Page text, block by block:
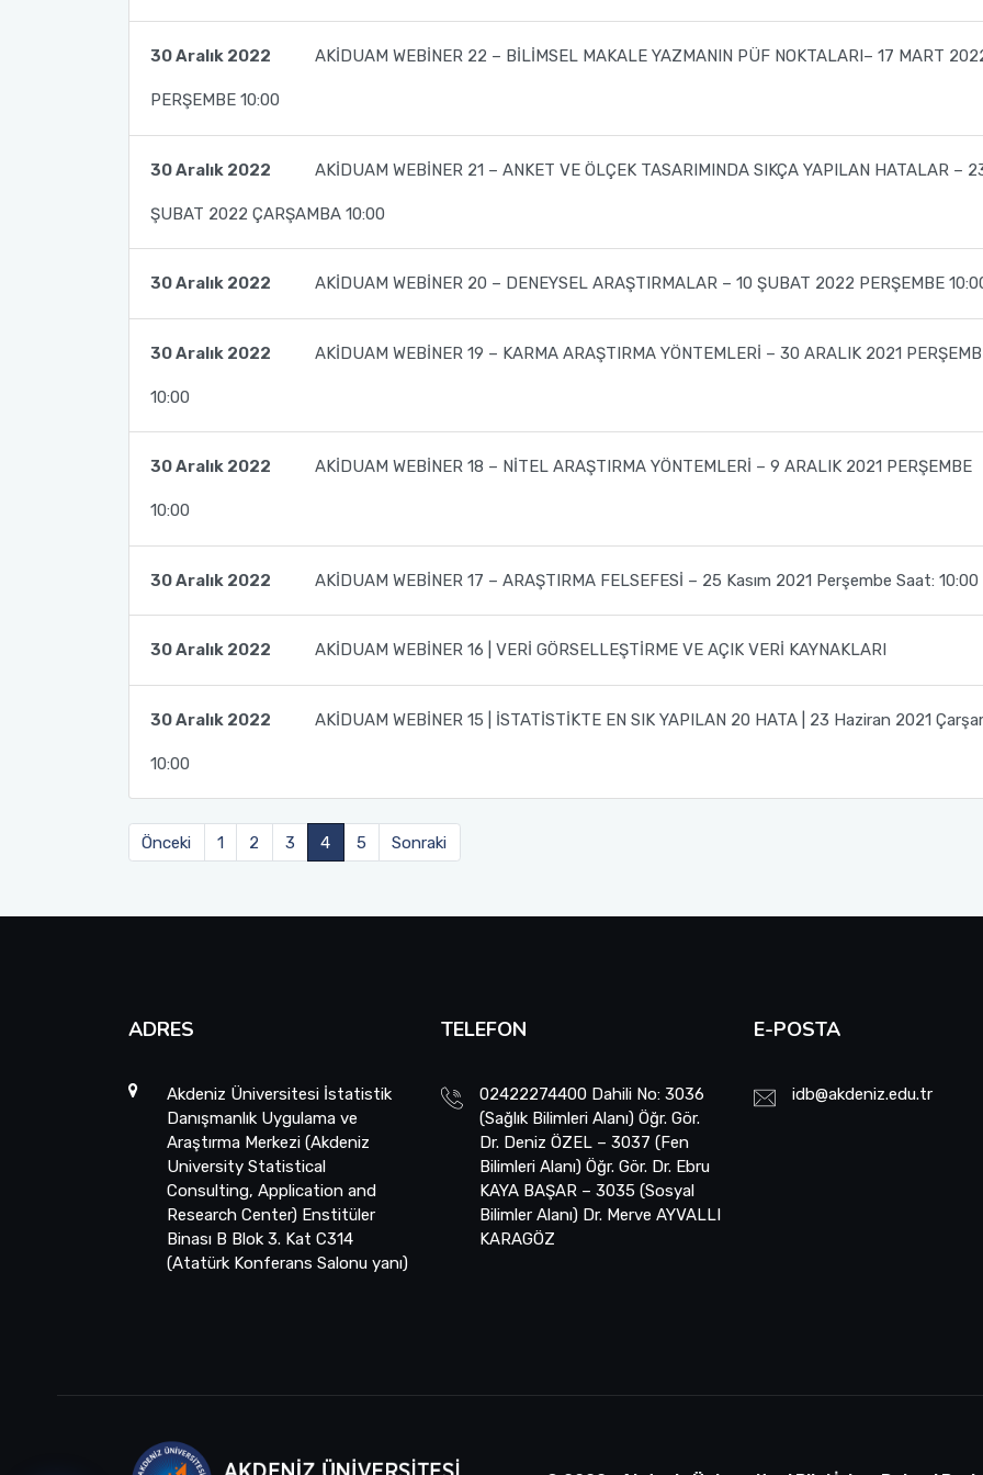
30 Aralık 2022 AKİDUAM WEBİNER 22 – BİLİMSEL MAKALE YAZMANIN PÜF NOKTALARI– 17 MART
PERŞEMBE 10:00
30 Aralık 2022 AKİDUAM WEBİNER 21 – ANKET VE ÖLÇEK TASARIMINDA SIKÇA YAPILAN HATALAR –
ŞUBAT 2022 ÇARŞAMBA 10:00
30 Aralık 2022 AKİDUAM WEBİNER 20 – DENEYSEL ARAŞTIRMALAR – 10 ŞUBAT 2022 PERŞEMBE
30 Aralık 2022 AKİDUAM WEBİNER 19 – KARMA ARAŞTIRMA YÖNTEMLERİ – 30 ARALIK 2021
10:00
30 Aralık 2022 AKİDUAM WEBİNER 18 – NİTEL ARAŞTIRMA YÖNTEMLERİ – 9 ARALIK 2021 PERŞEMBE
10:00
30 Aralık 2022 AKİDUAM WEBİNER 17 – ARAŞTIRMA FELSEFESİ – 25 Kasım 2021 Perşembe Saat: 10:00
30 Aralık 2022 AKİDUAM WEBİNER 16 | VERİ GÖRSELLEŞTİRME VE AÇIK VERİ KAYNAKLARI
30 Aralık 2022 AKİDUAM WEBİNER 15 | İSTATİSTİKTE EN SIK YAPILAN 20 HATA | 23 Haziran 2021
10:00
Önceki 1 2 3 4 5 Sonraki
ADRES
Akdeniz Üniversitesi İstatistik
Danışmanlık Uygulama ve
Araştırma Merkezi (Akdeniz
University Statistical
Consulting, Application and
Research Center) Enstitüler
Binası B Blok 3. Kat C314
(Atatürk Konferans Salonu yanı)
TELEFON
02422274400 Dahili No: 3036
(Sağlık Bilimleri Alanı) Öğr. Gör.
Dr. Deniz ÖZEL – 3037 (Fen
Bilimleri Alanı) Öğr. Gör. Dr. Ebru
KAYA BAŞAR – 3035 (Sosyal
Bilimler Alanı) Dr. Merve AYVALLI
KARAGÖZ
E-POSTA
idb@akdeniz.edu.tr